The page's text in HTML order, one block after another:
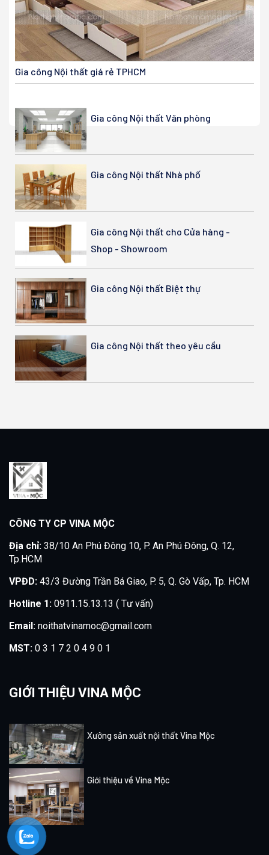
Gia công Nội thất giá rẻ TPHCM
Gia công Nội thất Văn phòng
Gia công Nội thất Nhà phố
Gia công Nội thất cho Cửa hàng -
Shop - Showroom
Gia công Nội thất Biệt thự
Gia công Nội thất theo yêu cầu
CÔNG TY CP VINA MỘC
Địa chỉ: 38/10 An Phú Đông 10, P. An Phú Đông, Q. 12,
Tp.HCM
VPĐD: 43/3 Đường Trần Bá Giao, P. 5, Q. Gò Vấp, Tp. HCM
Hotline 1: 0911.15.13.13 ( Tư vấn)
Email: noithatvinamoc@gmail.com
MST: 0 3 1 7 2 0 4 9 0 1
GIỚI THIỆU VINA MỘC
Xưởng sản xuất nội thất Vina Mộc
Giới thiệu về Vina Mộc